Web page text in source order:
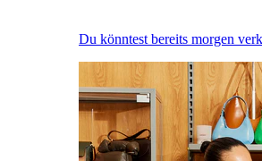
Du könntest bereits morgen